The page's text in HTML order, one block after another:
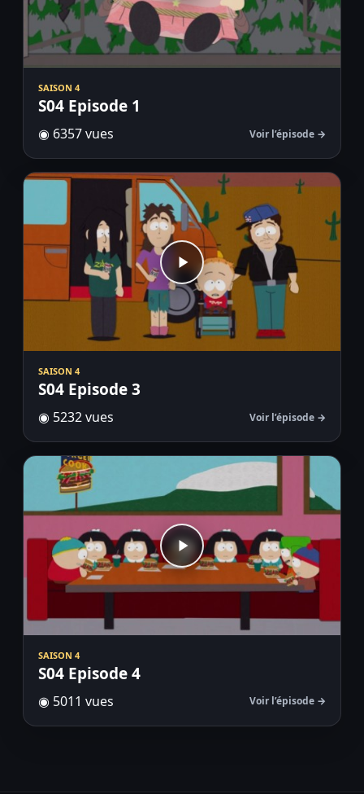
SAISON 4
S04 Episode 1
◉ 6357 vues Voir l’épisode →
SAISON 4
S04 Episode 3
◉ 5232 vues Voir l’épisode →
SAISON 4
S04 Episode 4
◉ 5011 vues Voir l’épisode →